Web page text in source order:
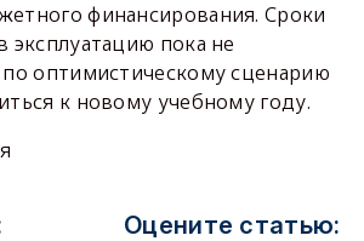
финансирования. Сроки
эксплуатацию пока не
оптимистическому сценарию
к новому учебному году.
Оцените статью: